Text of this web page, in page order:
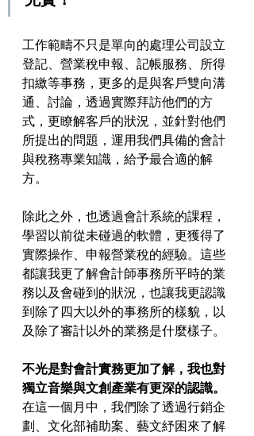
工作範疇不只是單向的處理公司設立
登記、營業稅申報、記帳服務、所得
扣繳等事務，更多的是與客戶雙向溝
通、討論，透過實際拜訪他們的方
式，更瞭解客戶的狀況，並針對他們
所提出的問題，運用我們具備的會計
與稅務專業知識，給予最合適的解
方。
除此之外，也透過會計系統的課程，
學習以前從未碰過的軟體，更獲得了
實際操作、申報營業稅的經驗。這些
都讓我更了解會計師事務所平時的業
務以及會碰到的狀況，也讓我更認識
到除了四大以外的事務所的樣貌，以
及除了審計以外的業務是什麼樣子。
不光是對會計實務更加了解，我也對
獨立音樂與文創產業有更深的認識。
在這一個月中，我們除了透過行銷企
劃、文化部補助案、藝文紓困來了解